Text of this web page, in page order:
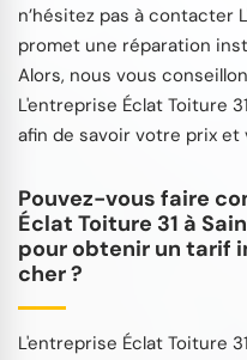
n’hésitez pas à contacter
promet une réparation
Alors, nous vous
L'entreprise Éclat Toiture
afin de savoir votre prix
Pouvez-vous faire
Éclat Toiture 31 à
pour obtenir un tarif
cher ?
L'entreprise Éclat Toiture